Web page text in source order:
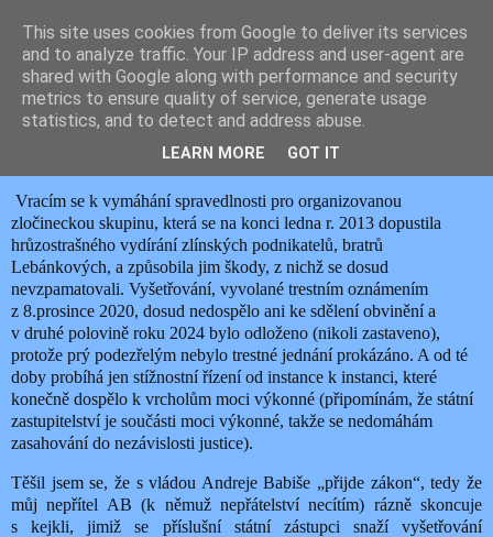
JEMELIK ZDENĚK
pátek 30. ledna 2026
JESENICKÝ ZLOČIN A NOVÁ VLÁDA
Vracím se k vymáhání spravedlnosti pro organizovanou
zločineckou skupinu, která se na konci ledna r. 2013 dopustila
hrůzostrašného vydírání zlínských podnikatelů, bratrů
Lebánkových, a způsobila jim škody, z nichž se dosud
nevzpamatovali. Vyšetřování, vyvolané trestním oznámením
z 8.prosince 2020, dosud nedospělo ani ke sdělení obvinění a
v druhé polovině roku 2024 bylo odloženo (nikoli zastaveno),
protože prý podezřelým nebylo trestné jednání prokázáno. A od té
doby probíhá jen stížnostní řízení od instance k instanci, které
konečně dospělo k vrcholům moci výkonné (připomínám, že státní
zastupitelství je součásti moci výkonné, takže se nedomáhám
zasahování do nezávislosti justice).
Těšil jsem se, že s vládou Andreje Babiše „přijde zákon“, tedy že
můj nepřítel AB (k němuž nepřátelství necítím) rázně skoncuje
s kejkli, jimiž se příslušní státní zástupci snaží vyšetřování
This site uses cookies from Google to deliver its services
and to analyze traffic. Your IP address and user-agent are
shared with Google along with performance and security
metrics to ensure quality of service, generate usage
statistics, and to detect and address abuse.
LEARN MORE GOT IT